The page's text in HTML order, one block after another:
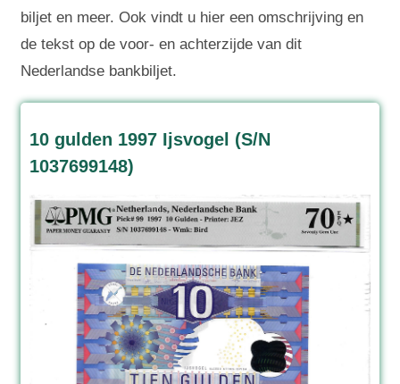
biljet en meer. Ook vindt u hier een omschrijving en
de tekst op de voor- en achterzijde van dit
Nederlandse bankbiljet.
10 gulden 1997 Ijsvogel (S/N
1037699148)